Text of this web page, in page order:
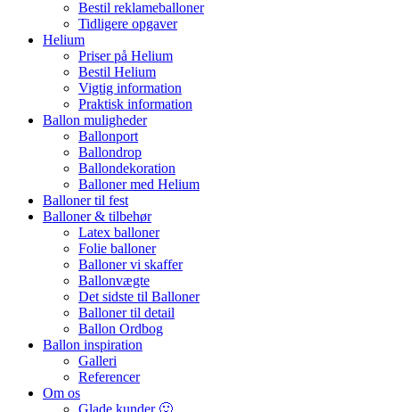
Bestil reklameballoner
Tidligere opgaver
Helium
Priser på Helium
Bestil Helium
Vigtig information
Praktisk information
Ballon muligheder
Ballonport
Ballondrop
Ballondekoration
Balloner med Helium
Balloner til fest
Balloner & tilbehør
Latex balloner
Folie balloner
Balloner vi skaffer
Ballonvægte
Det sidste til Balloner
Balloner til detail
Ballon Ordbog
Ballon inspiration
Galleri
Referencer
Om os
Glade kunder 🙂